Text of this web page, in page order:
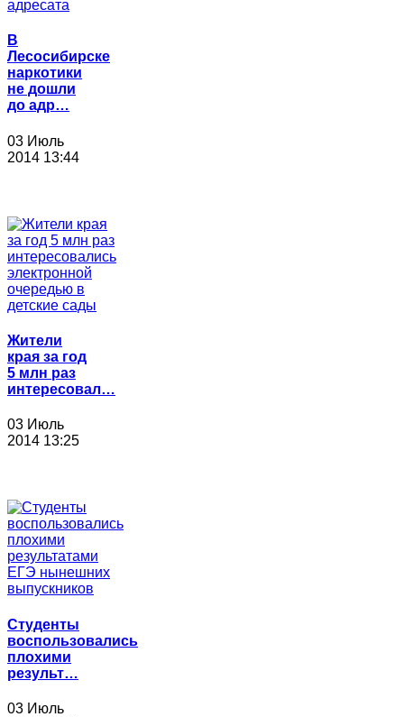
В
Лесосибирске
наркотики
не дошли
до адр…
03 Июль
2014 13:44
Жители
края за год
5 млн раз
интересовал…
03 Июль
2014 13:25
Студенты
воспользовались
плохими
результ…
03 Июль